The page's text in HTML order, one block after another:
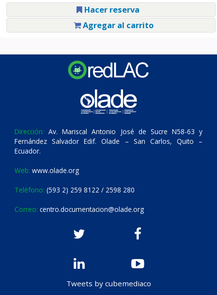
Hacer reserva
Agregar al carrito
Dirección: Av. Mariscal Antonio José de Sucre N58-63 y
Fernández Salvador Edif. Olade – San Carlos, Quito –
Ecuador.
Web: www.olade.org
Teléfono: (593 2) 259 8122 / 2598 280
Correo: centro.documentacion@olade.org
Tweets by cubemediaco